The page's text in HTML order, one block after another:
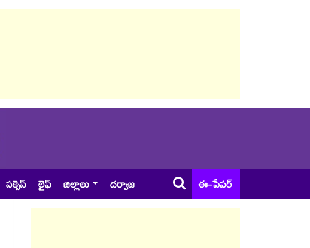
సక్సెస్ లైఫ్ జిల్లాలు దర్వాజ ఈ-పేపర్